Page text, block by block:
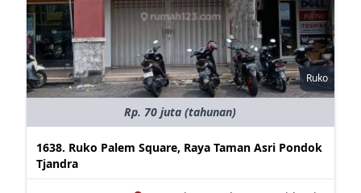
Ruko
Rp. 70 juta (tahunan)
1638. Ruko Palem Square, Raya Taman Asri Pondok
Tjandra